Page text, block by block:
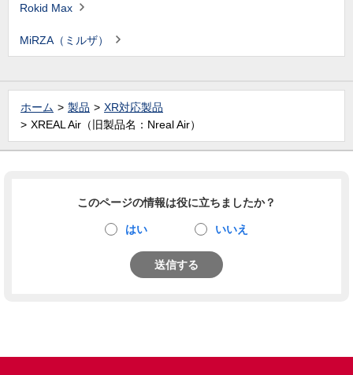
Rokid Max
MiRZA（ミルザ）
ホーム 製品
XR対応製品
XREAL Air（旧製品名：Nreal Air）
このページの情報は役に立ちましたか？
はい いいえ
送信する